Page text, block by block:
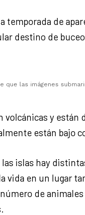
temporada de
destino de
que las imágenes
volcánicas y
están bajo
islas hay
vida en un lugar
de